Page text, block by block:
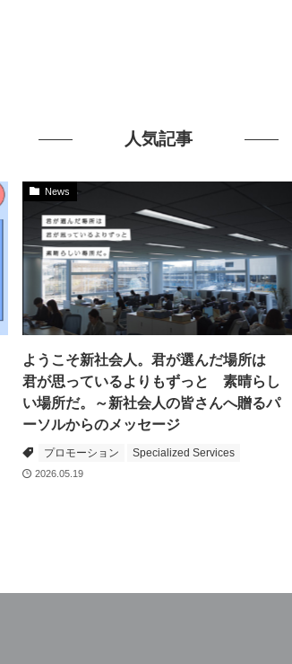
人気記事
News
ようこそ新社会人。君が選んだ場所は
君が思っているよりもずっと 素晴らし
い場所だ。～新社会人の皆さんへ贈るパ
ーソルからのメッセージ
プロモーション Specialized Services
2026.05.19